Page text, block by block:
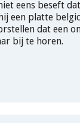
eens beseft
een platte
dat een
bij te horen.